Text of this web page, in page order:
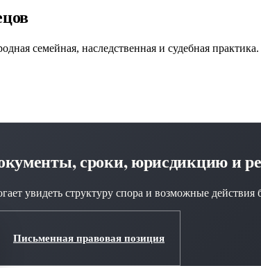
семейная, наследственная и судебная
сроки, юрисдикцию и
увидеть структуру спора и возможные действия
Письменная правовая позиция